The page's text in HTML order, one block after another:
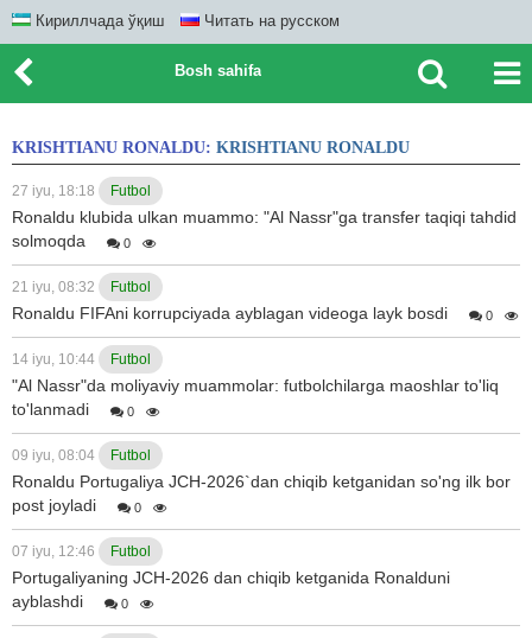
Кириллчада ўқиш Читать на русском
Bosh sahifa
KRISHTIANU RONALDU: KRISHTIANU RONALDU
27 iyu, 18:18 Futbol
Ronaldu klubida ulkan muammo: "Al Nassr"ga transfer taqiqi tahdid
solmoqda
0
21 iyu, 08:32 Futbol
Ronaldu FIFAni korrupciyada ayblagan videoga layk bosdi 0
14 iyu, 10:44 Futbol
"Al Nassr"da moliyaviy muammolar: futbolchilarga maoshlar to'liq
to'lanmadi
0
09 iyu, 08:04 Futbol
Ronaldu Portugaliya JCH-2026`dan chiqib ketganidan so'ng ilk bor
post joyladi
0
07 iyu, 12:46 Futbol
Portugaliyaning JCH-2026 dan chiqib ketganida Ronalduni
ayblashdi
0